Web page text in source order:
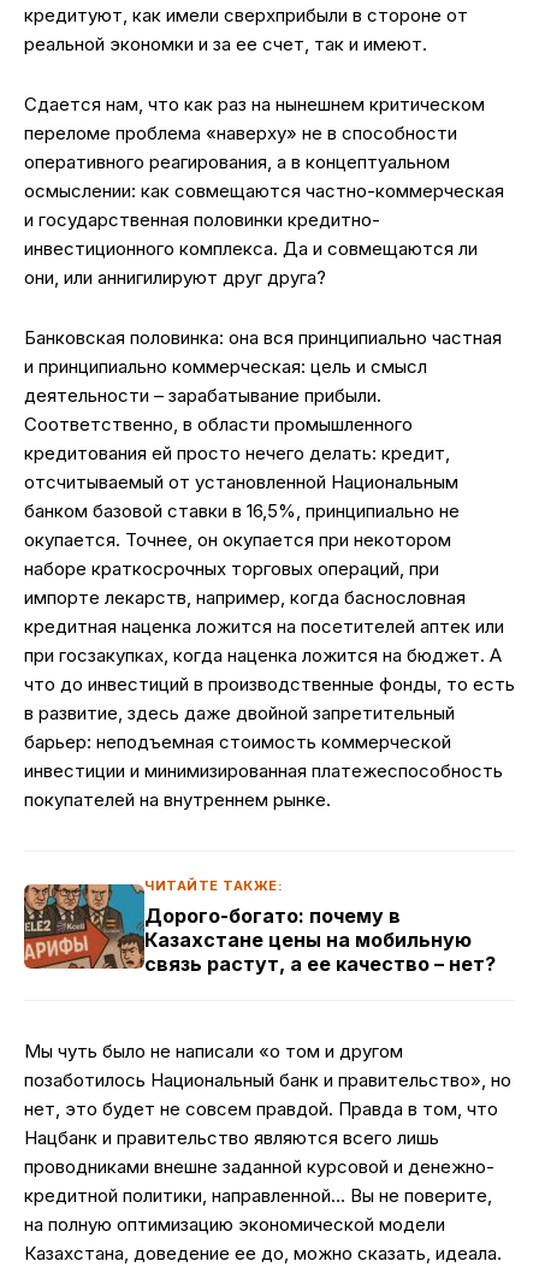
кредитуют, как имели сверхприбыли в стороне от
реальной экономки и за ее счет, так и имеют.
Сдается нам, что как раз на нынешнем критическом
переломе проблема «наверху» не в способности
оперативного реагирования, а в концептуальном
осмыслении: как совмещаются частно-коммерческая
и государственная половинки кредитно-
инвестиционного комплекса. Да и совмещаются ли
они, или аннигилируют друг друга?
Банковская половинка: она вся принципиально частная
и принципиально коммерческая: цель и смысл
деятельности – зарабатывание прибыли.
Соответственно, в области промышленного
кредитования ей просто нечего делать: кредит,
отсчитываемый от установленной Национальным
банком базовой ставки в 16,5%, принципиально не
окупается. Точнее, он окупается при некотором
наборе краткосрочных торговых операций, при
импорте лекарств, например, когда баснословная
кредитная наценка ложится на посетителей аптек или
при госзакупках, когда наценка ложится на бюджет. А
что до инвестиций в производственные фонды, то есть
в развитие, здесь даже двойной запретительный
барьер: неподъемная стоимость коммерческой
инвестиции и минимизированная платежеспособность
покупателей на внутреннем рынке.
ЧИТАЙТЕ ТАКЖЕ:
Дорого-богато: почему в
Казахстане цены на мобильную
связь растут, а ее качество – нет?
Мы чуть было не написали «о том и другом
позаботилось Национальный банк и правительство», но
нет, это будет не совсем правдой. Правда в том, что
Нацбанк и правительство являются всего лишь
проводниками внешне заданной курсовой и денежно-
кредитной политики, направленной… Вы не поверите,
на полную оптимизацию экономической модели
Казахстана, доведение ее до, можно сказать, идеала.